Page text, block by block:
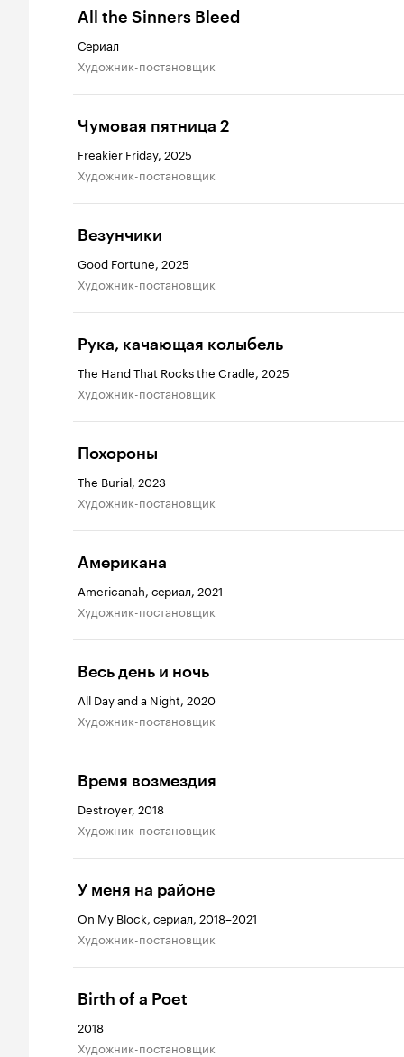
All the Sinners Bleed
Сериал
Художник-постановщик
Чумовая пятница 2
Freakier Friday, 2025
Художник-постановщик
Везунчики
Good Fortune, 2025
Художник-постановщик
Рука, качающая колыбель
The Hand That Rocks the Cradle, 2025
Художник-постановщик
Похороны
The Burial, 2023
Художник-постановщик
Американа
Americanah, сериал, 2021
Художник-постановщик
Весь день и ночь
All Day and a Night, 2020
Художник-постановщик
Время возмездия
Destroyer, 2018
Художник-постановщик
У меня на районе
On My Block, сериал, 2018–2021
Художник-постановщик
Birth of a Poet
2018
Художник-постановщик